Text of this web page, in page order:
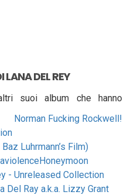
LANA DEL REY
suoi album che hanno
Norman Fucking Rockwell!
Luhrmann’s Film)
Honeymoon
- Unreleased Collection
Del Ray a.k.a. Lizzy Grant